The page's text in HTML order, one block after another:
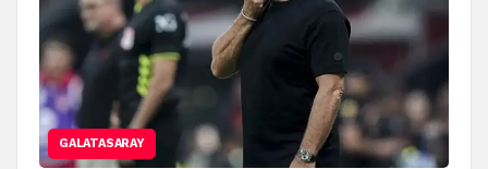
GALATASARAY